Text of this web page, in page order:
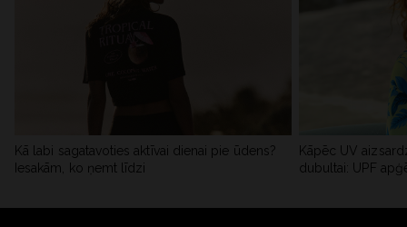
Kā labi sagatavoties aktīvai dienai pie ūdens?
Iesakām, ko ņemt līdzi
Kāpēc UV
dubultai: UPF